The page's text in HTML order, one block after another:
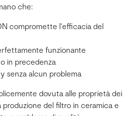
che:
compromette l'efficacia del
funzionante
in precedenza
senza alcun problema
dovuta alle proprietà dei
produzione del filtro in ceramica e